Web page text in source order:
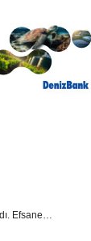
Efsane…